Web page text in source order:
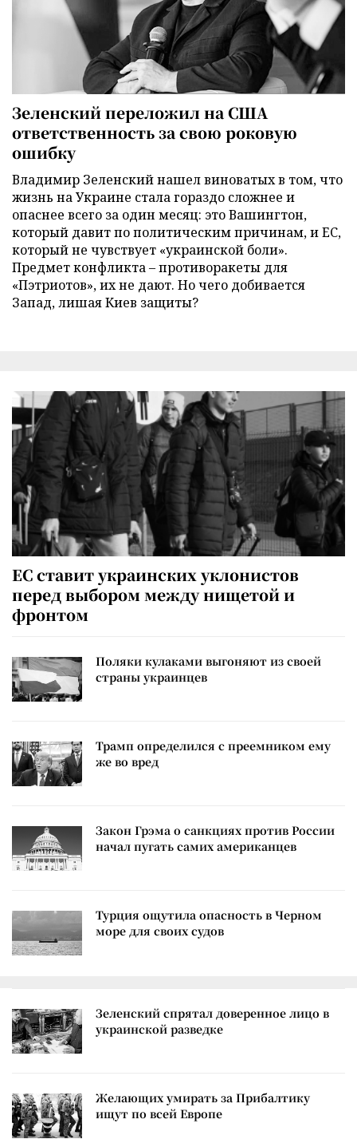
Зеленский переложил на США
ответственность за свою роковую
ошибку
Владимир Зеленский нашел виноватых в том, что
жизнь на Украине стала гораздо сложнее и
опаснее всего за один месяц: это Вашингтон,
который давит по политическим причинам, и ЕС,
который не чувствует «украинской боли».
Предмет конфликта – противоракеты для
«Пэтриотов», их не дают. Но чего добивается
Запад, лишая Киев защиты?
ЕС ставит украинских уклонистов
перед выбором между нищетой и
фронтом
Поляки кулаками выгоняют из своей
страны украинцев
Трамп определился с преемником ему
же во вред
Закон Грэма о санкциях против России
начал пугать самих американцев
Турция ощутила опасность в Черном
море для своих судов
Зеленский спрятал доверенное лицо в
украинской разведке
Желающих умирать за Прибалтику
ищут по всей Европе